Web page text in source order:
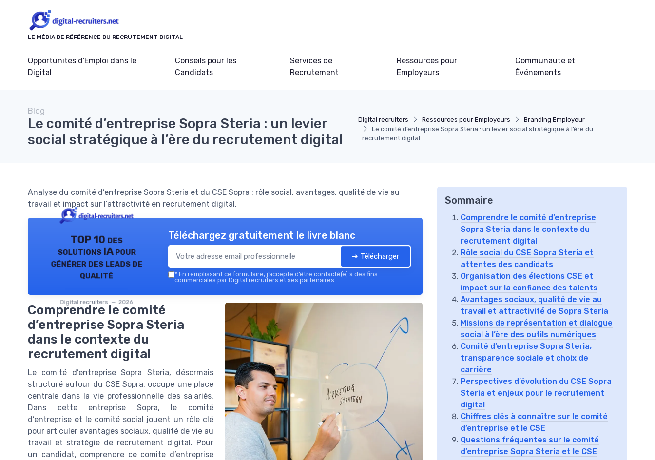
LE MÉDIA DE RÉFÉRENCE DU RECRUTEMENT DIGITAL
Opportunités d'Emploi dans le
Digital
Conseils pour les
Candidats
Services de
Recrutement
Ressources pour
Employeurs
Communauté et
Événements
Digital recruiters Ressources pour Employeurs
Branding Employeur
Le comité d’entreprise Sopra Steria : un levier social stratégique à l’ère du
recrutement digital
Blog
Le comité d’entreprise Sopra Steria : un levier
social stratégique à l’ère du recrutement digital
Analyse du comité d’entreprise Sopra Steria et du CSE Sopra : rôle social, avantages, qualité de vie au
travail et impact sur l’attractivité en recrutement digital.
TOP 10 des
solutions IA pour
générer des leads de
qualité
Digital recruiters — 2026
Téléchargez gratuitement le livre blanc
➔ Télécharger
* En remplissant ce formulaire, j’accepte d’être contacté(e) à des fins
commerciales par Digital recruiters et ses partenaires.
Comprendre le comité
d’entreprise Sopra Steria
dans le contexte du
recrutement digital
Le comité d’entreprise Sopra Steria, désormais
structuré autour du CSE Sopra, occupe une place
centrale dans la vie professionnelle des salariés.
Dans cette entreprise Sopra, le comité
d’entreprise et le comité social jouent un rôle clé
pour articuler avantages sociaux, qualité de vie au
travail et stratégie de recrutement digital. Pour
un candidat, comprendre ce comite d’entreprise
Sommaire
Comprendre le comité d’entreprise
Sopra Steria dans le contexte du
recrutement digital
Rôle social du CSE Sopra Steria et
attentes des candidats
Organisation des élections CSE et
impact sur la confiance des talents
Avantages sociaux, qualité de vie au
travail et attractivité de Sopra Steria
Missions de représentation et dialogue
social à l’ère des outils numériques
Comité d’entreprise Sopra Steria,
transparence sociale et choix de
carrière
Perspectives d’évolution du CSE Sopra
Steria et enjeux pour le recrutement
digital
Chiffres clés à connaître sur le comité
d’entreprise et le CSE
Questions fréquentes sur le comité
d’entreprise Sopra Steria et le CSE